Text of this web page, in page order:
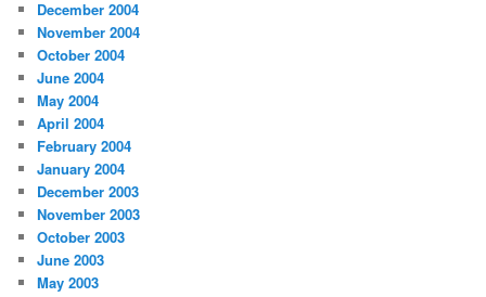
December 2004
November 2004
October 2004
June 2004
May 2004
April 2004
February 2004
January 2004
December 2003
November 2003
October 2003
June 2003
May 2003